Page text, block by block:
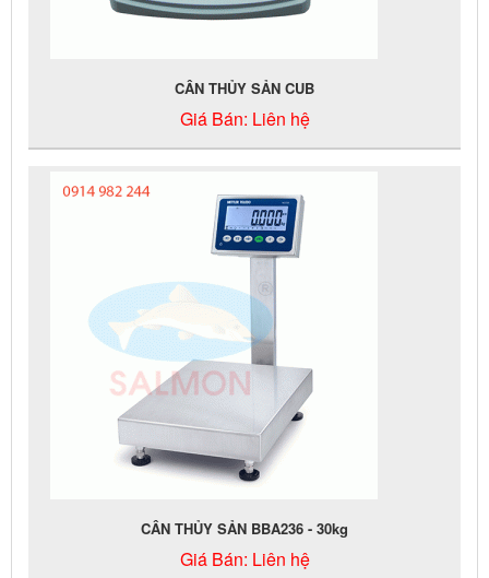
CÂN THỦY SẢN CUB
Giá Bán: Liên hệ
CÂN THỦY SẢN BBA236 - 30kg
Giá Bán: Liên hệ